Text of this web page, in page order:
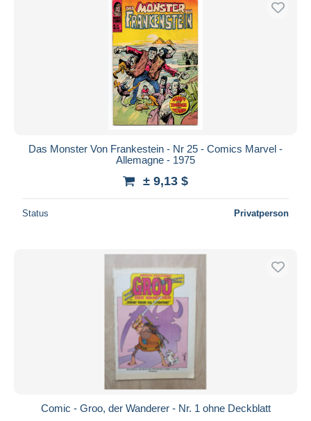
Das Monster Von Frankestein - Nr 25 - Comics Marvel -
Allemagne - 1975
± 9,13 $
Status Privatperson
Comic - Groo, der Wanderer - Nr. 1 ohne Deckblatt